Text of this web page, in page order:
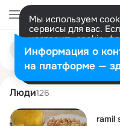
Мы используем
сервисы для вас.
настроить cookie-
представитель.
Разрешить все
Поиск
людям
ramil sadiqov
Люди126
ramil
Информация о
на платформе —